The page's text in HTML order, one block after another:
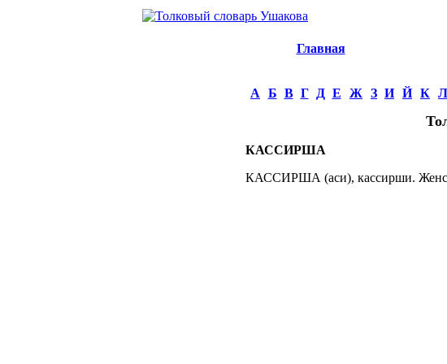
Главная
А Б В Г Д Е Ж З И Й К Л
КАССИРША
КАССИРША (аси), кассирши.